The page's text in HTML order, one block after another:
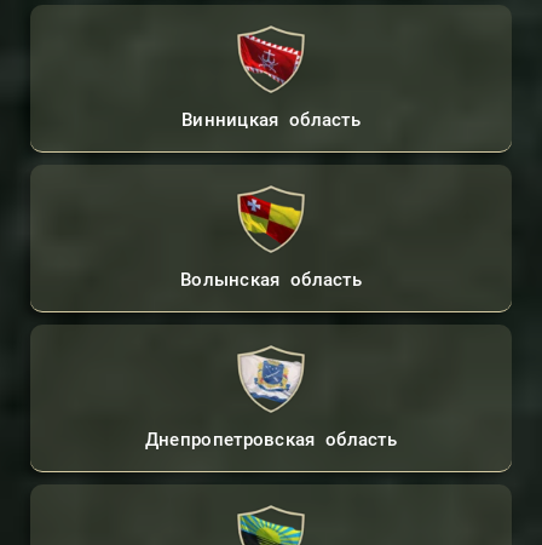
Винницкая область
Волынская область
Днепропетровская область